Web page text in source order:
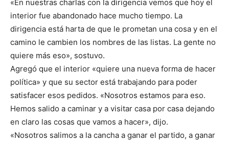
«En nuestras charlas con la dirigencia vemos que hoy el
interior fue abandonado hace mucho tiempo. La
dirigencia está harta de que le prometan una cosa y en el
camino le cambien los nombres de las listas. La gente no
quiere más eso», sostuvo.
Agregó que el interior «quiere una nueva forma de hacer
política» y que su sector está trabajando para poder
satisfacer esos pedidos. «Nosotros estamos para eso.
Hemos salido a caminar y a visitar casa por casa dejando
en claro las cosas que vamos a hacer», dijo.
«Nosotros salimos a la cancha a ganar el partido, a ganar